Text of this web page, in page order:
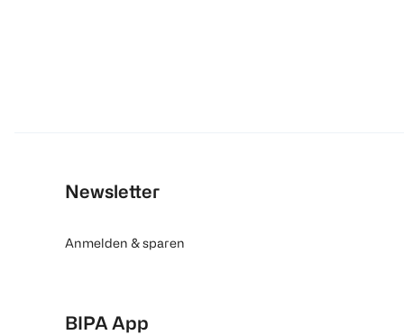
Newsletter
Anmelden & sparen
BIPA App